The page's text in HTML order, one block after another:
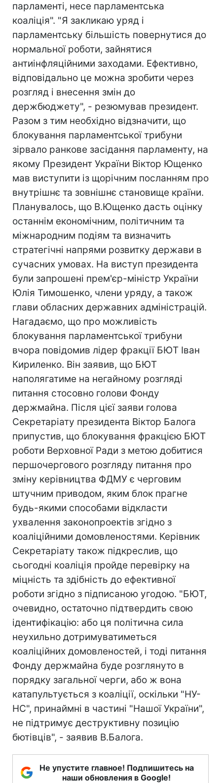
парламенті, несе парламентська
коаліція". "Я закликаю уряд і
парламентську більшість повернутися до
нормальної роботи, зайнятися
антиінфляційними заходами. Ефективно,
відповідально це можна зробити через
розгляд і внесення змін до
держбюджету", - резюмував президент.
Разом з тим необхідно відзначити, що
блокування парламентської трибуни
зірвало ранкове засідання парламенту, на
якому Президент України Віктор Ющенко
мав виступити із щорічним посланням про
внутрішнє та зовнішнє становище країни.
Планувалось, що В.Ющенко дасть оцінку
останнім економічним, політичним та
міжнародним подіям та визначить
стратегічні напрями розвитку держави в
сучасних умовах. На виступ президента
були запрошені прем'єр-міністр України
Юлія Тимошенко, члени уряду, а також
глави обласних державних адміністрацій.
Нагадаємо, що про можливість
блокування парламентської трибуни
вчора повідомив лідер фракції БЮТ Іван
Кириленко. Він заявив, що БЮТ
наполягатиме на негайному розгляді
питання стосовно голови Фонду
держмайна. Після цієї заяви голова
Секретаріату президента Віктор Балога
припустив, що блокування фракцією БЮТ
роботи Верховної Ради з метою добитися
першочергового розгляду питання про
зміну керівництва ФДМУ є черговим
штучним приводом, яким блок прагне
будь-якими способами відкласти
ухвалення законопроектів згідно з
коаліційними домовленостями. Керівник
Секретаріату також підкреслив, що
сьогодні коаліція пройде перевірку на
міцність та здібність до ефективної
роботи згідно з підписаною угодою. "БЮТ,
очевидно, остаточно підтвердить свою
ідентифікацію: або ця політична сила
неухильно дотримуватиметься
коаліційних домовленостей, і тоді питання
Фонду держмайна буде розглянуто в
порядку загальної черги, або ж вона
катапультується з коаліції, оскільки "НУ-
НС", принаймні в частині "Нашої України",
не підтримує деструктивну позицію
бютівців", - заявив В.Балога.
Не упустите главное! Подпишитесь на
наши обновления в Google!